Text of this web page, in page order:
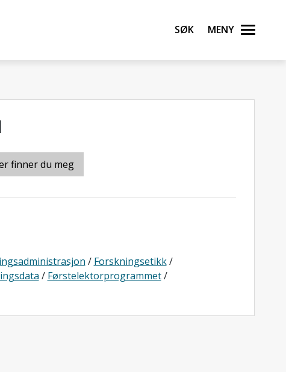
Søk Meny
finner du meg
/ Forskningsetikk/
/ Førstelektorprogrammet/